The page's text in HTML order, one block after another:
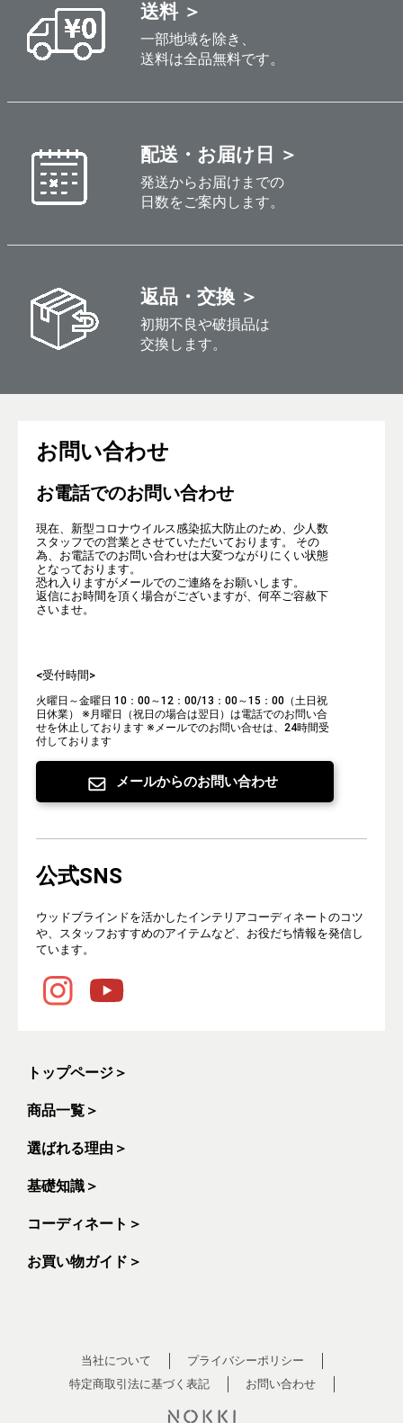
送料 ＞
一部地域を除き、
送料は全品無料です。
配送・お届け日 ＞
発送からお届けまでの
日数をご案内します。
返品・交換 ＞
初期不良や破損品は
交換します。
お問い合わせ
お電話でのお問い合わせ
現在、新型コロナウイルス感染拡大防止のため、少人数
スタッフでの営業とさせていただいております。 その
為、お電話でのお問い合わせは大変つながりにくい状態
となっております。
恐れ入りますがメールでのご連絡をお願いします。
返信にお時間を頂く場合がございますが、何卒ご容赦下
さいませ。
<受付時間>
火曜日～金曜日 10：00～12：00/13：00～15：00（土日祝
日休業）
※月曜日（祝日の場合は翌日）は電話でのお問い合
せを休止しております ※メールでのお問い合せは、24時間受
付しております
メールからのお問い合わせ
公式SNS
ウッドブラインドを活かしたインテリアコーディネートのコツ
や、スタッフおすすめのアイテムなど、お役だち情報を発信し
ています。
トップページ ＞
商品一覧 ＞
選ばれる理由 ＞
基礎知識 ＞
コーディネート ＞
お買い物ガイド ＞
当社について
プライバシーポリシー
特定商取引法に基づく表記
お問い合わせ